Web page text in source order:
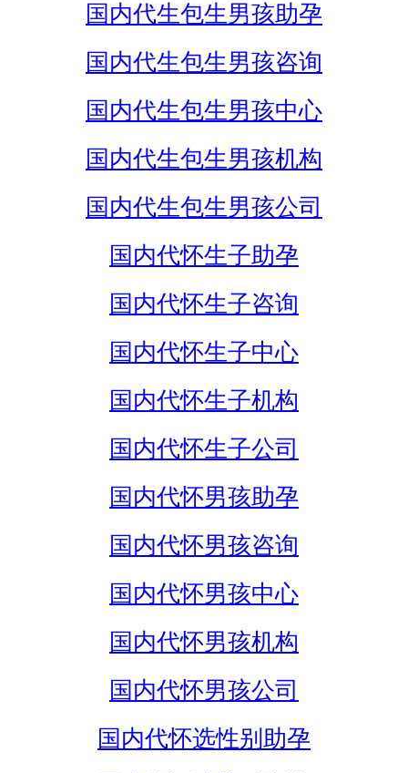
国内代生包生男孩助孕
国内代生包生男孩咨询
国内代生包生男孩中心
国内代生包生男孩机构
国内代生包生男孩公司
国内代怀生子助孕
国内代怀生子咨询
国内代怀生子中心
国内代怀生子机构
国内代怀生子公司
国内代怀男孩助孕
国内代怀男孩咨询
国内代怀男孩中心
国内代怀男孩机构
国内代怀男孩公司
国内代怀选性别助孕